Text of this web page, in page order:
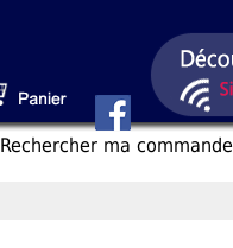
Rechercher ma commande